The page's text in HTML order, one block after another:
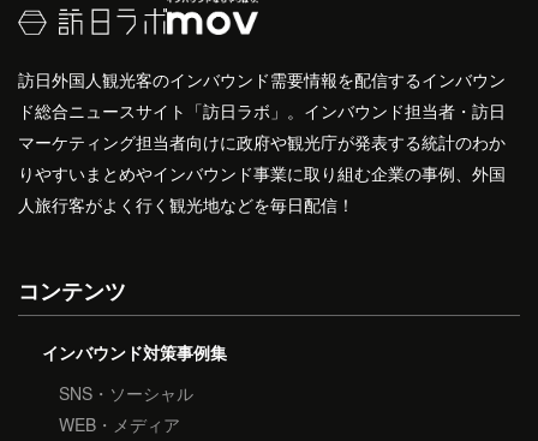
訪日外国人観光客のインバウンド需要情報を配信するインバウン
ド総合ニュースサイト「訪日ラボ」。インバウンド担当者・訪日
マーケティング担当者向けに政府や観光庁が発表する統計のわか
りやすいまとめやインバウンド事業に取り組む企業の事例、外国
人旅行客がよく行く観光地などを毎日配信！
コンテンツ
インバウンド対策事例集
SNS・ソーシャル
WEB・メディア